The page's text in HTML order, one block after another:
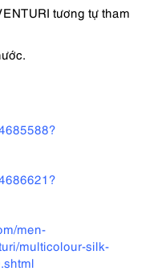
tương tự tham
men-
multicolour-silk-